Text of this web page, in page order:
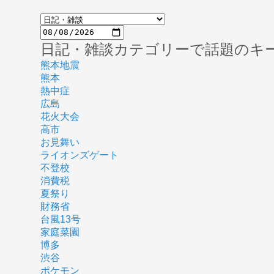
日記・雑談カテゴリーで話題のキ
熊本地震
熊本
熱中症
広島
花火大会
高市
お見舞い
ライオンズゲート
不登校
消費税
夏祭り
財務省
台風13号
家庭菜園
博多
渋谷
ポケモン